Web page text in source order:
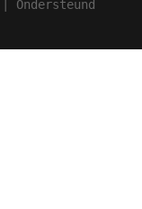
| Ondersteund